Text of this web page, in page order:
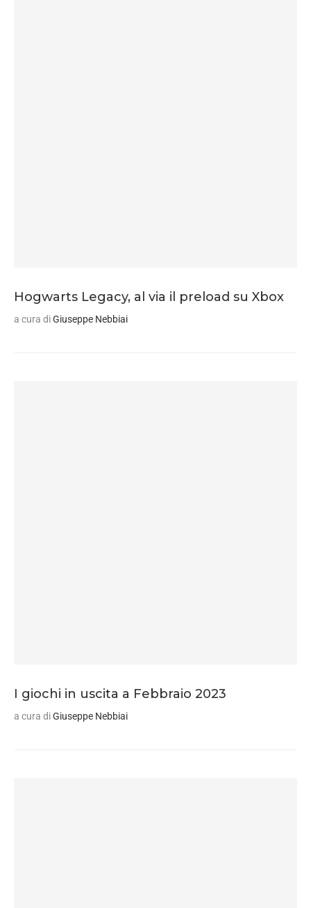
Hogwarts Legacy, al via il preload su Xbox
a cura diGiuseppe Nebbiai
I giochi in uscita a Febbraio 2023
a cura diGiuseppe Nebbiai